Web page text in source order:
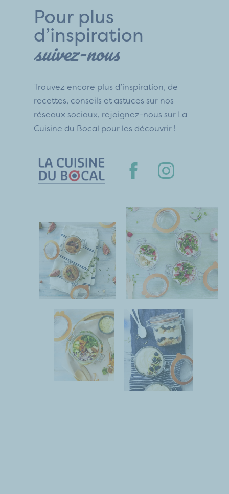
Pour plus
d’inspiration
suivez-nous
Trouvez encore plus d’inspiration, de
recettes, conseils et astuces sur nos
réseaux sociaux, rejoignez-nous sur La
Cuisine du Bocal pour les découvrir !